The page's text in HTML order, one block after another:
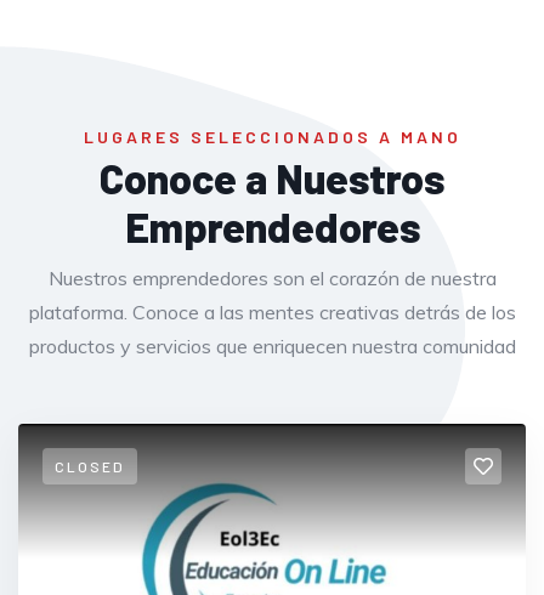
LUGARES SELECCIONADOS A MANO
Conoce a Nuestros
Emprendedores
Nuestros emprendedores son el corazón de nuestra
plataforma. Conoce a las mentes creativas detrás de los
productos y servicios que enriquecen nuestra comunidad
CLOSED